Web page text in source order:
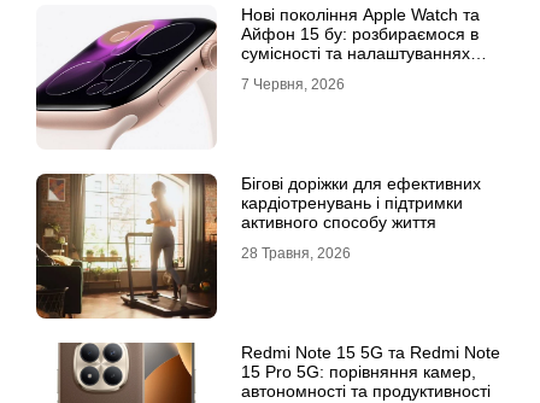
Нові покоління Apple Watch та
Айфон 15 бу: розбираємося в
сумісності та налаштуваннях
7 Червня, 2026
Бігові доріжки для ефективних
кардіотренувань і підтримки
активного способу життя
28 Травня, 2026
Redmi Note 15 5G та Redmi Note
15 Pro 5G: порівняння камер,
автономності та продуктивності